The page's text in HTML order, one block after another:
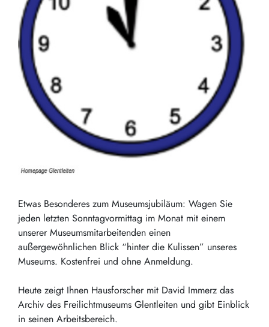
Etwas Besonderes zum Museumsjubiläum: Wagen Sie
jeden letzten Sonntagvormittag im Monat mit einem
unserer Museumsmitarbeitenden einen
außergewöhnlichen Blick “hinter die Kulissen” unseres
Museums. Kostenfrei und ohne Anmeldung.
Heute zeigt Ihnen Hausforscher mit David Immerz das
Archiv des Freilichtmuseums Glentleiten und gibt Einblick
in seinen Arbeitsbereich.